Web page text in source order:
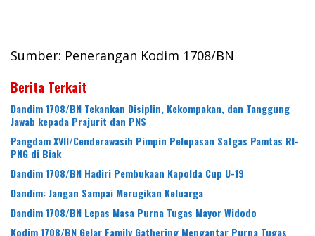
Sumber: Penerangan Kodim 1708/BN
Berita Terkait
Dandim 1708/BN Tekankan Disiplin, Kekompakan, dan Tanggung
Jawab kepada Prajurit dan PNS
Pangdam XVII/Cenderawasih Pimpin Pelepasan Satgas Pamtas RI-
PNG di Biak
Dandim 1708/BN Hadiri Pembukaan Kapolda Cup U-19
Dandim: Jangan Sampai Merugikan Keluarga
Dandim 1708/BN Lepas Masa Purna Tugas Mayor Widodo
Kodim 1708/BN Gelar Family Gathering Mengantar Purna Tugas